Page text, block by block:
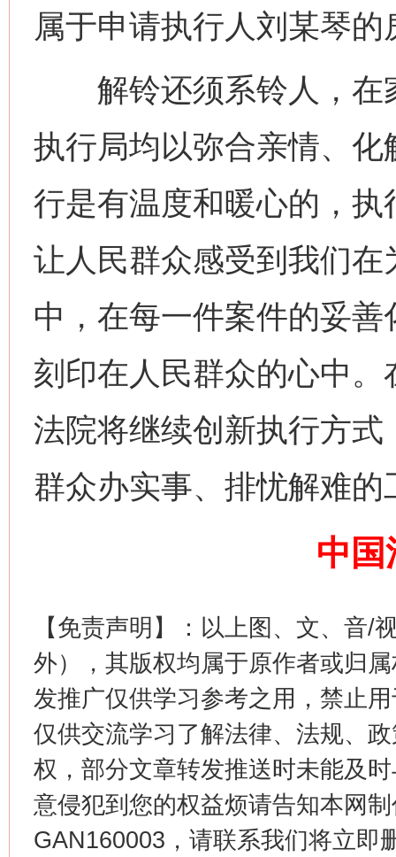
属于申请执行人刘某琴的
解铃还须系铃人，在
执行局均以弥合亲情、
行是有温度和暖心的，
让人民群众感受到我们
中，在每一件案件的妥
刻印在人民群众的心中
法院将继续创新执行方
群众办实事、排忧解难的
中国
【免责声明】：以上图、文、音/
外），其版权均属于原作者或归
发推广仅供学习参考之用，禁止
仅供交流学习了解法律、法规、
权，部分文章转发推送时未能及
意侵犯到您的权益烦请告知本网
GAN160003，请联系我们将立即
在谋一域中谋全局